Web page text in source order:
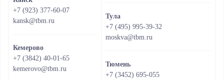
+7 (923) 377-60-07
kansk@tbm.ru
Кемерово
+7 (3842) 40-01-65
kemerovo@tbm.ru
Тула
+7 (495) 995-39-32
moskva@tbm.ru
Тюмень
+7 (3452) 695-055